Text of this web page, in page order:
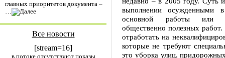
главных приоритетов документа –
…
Все новости
[stream=16]
в потоке отсутствуют показы
выполнении осужденными
основной работы или
общественно полезных
отработать на
которые не требуют
это уборка улиц,